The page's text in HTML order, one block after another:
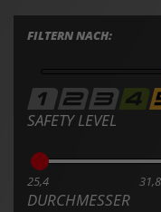
FILTERN NACH:
SAFETY LEVEL
25,4 31,8
DURCHMESSER